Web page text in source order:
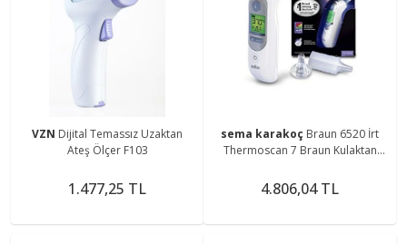
VZN Dijital Temassız Uzaktan
Ateş Ölçer F103
1.477,25 TL
sema karakoç Braun 6520 İrt
Thermoscan 7 Braun Kulaktan
4.806,04 TL